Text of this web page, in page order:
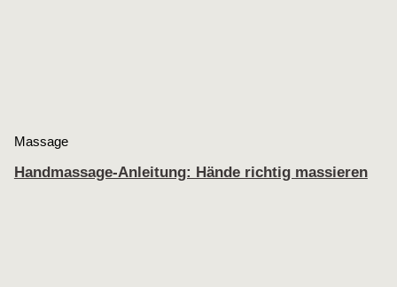
Massage
Handmassage-Anleitung: Hände richtig massieren